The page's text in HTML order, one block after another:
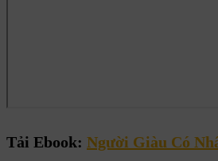
Tải Ebook: Người Giàu Có